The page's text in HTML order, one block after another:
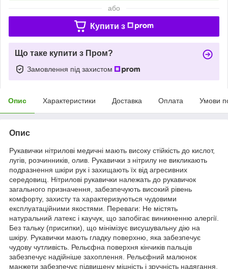
або
Купити з
Що таке купити з Пром?
Замовлення під захистом
Опис Характеристики Доставка Оплата Умови
Опис
Рукавички нітрилові медичні мають високу стійкість до кислот,
лугів, розчинників, олив. Рукавички з нітрилу не викликають
подразнення шкіри рук і захищають їх від агресивних
середовищ. Нітрилові рукавички належать до рукавичок
загального призначення, забезпечують високий рівень
комфорту, захисту та характеризуються чудовими
експлуатаційними якостями. Переваги: Не містять
натуральний латекс і каучук, що запобігає виникненню алергії.
Без тальку (присипки), що мінімізує висушувальну дію на
шкіру. Рукавички мають гладку поверхню, яка забезпечує
чудову чутливість. Рельєфна поверхня кінчиків пальців
забезпечує надійніше захоплення. Рельєфний малюнок
манжети забезпечує підвищену міцність і зручність надягання.